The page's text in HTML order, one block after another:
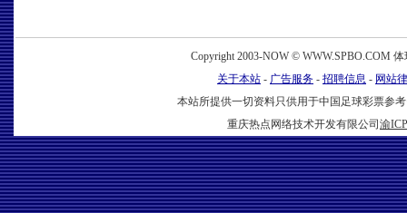
Copyright 2003-NOW © WWW.SPBO.COM 体
关于本站 - 广告服务 - 招聘信息 - 网站
本站所提供一切资料只供用于中国足球彩票参
重庆热点网络技术开发有限公司 渝